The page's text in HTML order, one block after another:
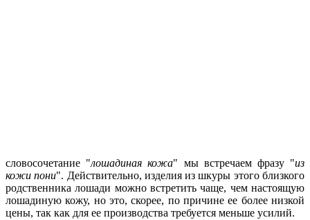
словосочетание "лошадиная кожа" мы встречаем фразу "из
кожи пони". Действительно, изделия из шкуры этого близкого
родственника лошади можно встретить чаще, чем настоящую
лошадиную кожу, но это, скорее, по причине ее более низкой
цены, так как для ее производства требуется меньше усилий.